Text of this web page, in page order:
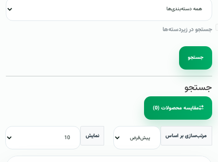
جستجو در زیردسته‌ها
جستجو
جستجو
مقایسه محصولات (0)
مرتب‌سازی بر اساس نمایش